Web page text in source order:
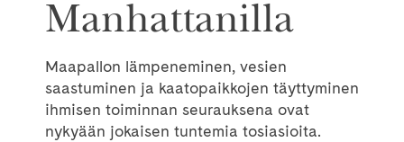
Manhattanilla
Maapallon lämpeneminen, vesien
saastuminen ja kaatopaikkojen täyttyminen
ihmisen toiminnan seurauksena ovat
nykyään jokaisen tuntemia tosiasioita.